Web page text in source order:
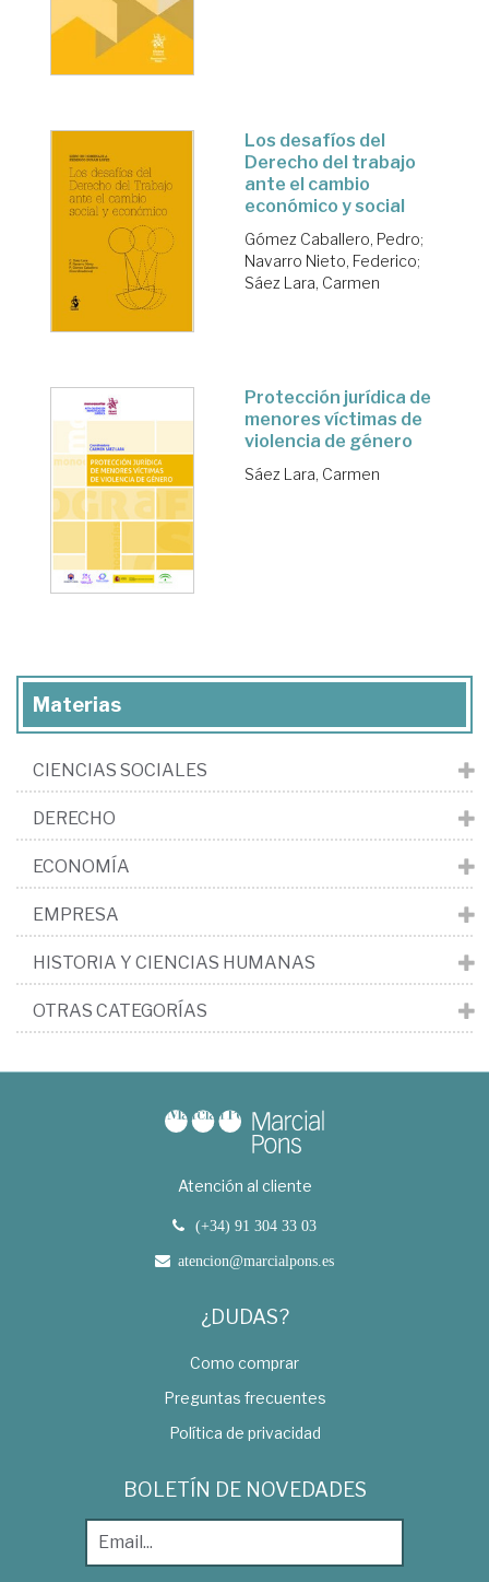
Los desafíos del
Derecho del trabajo
ante el cambio
económico y social
Gómez Caballero, Pedro;
Navarro Nieto, Federico;
Sáez Lara, Carmen
Protección jurídica de
menores víctimas de
violencia de género
Sáez Lara, Carmen
Materias
CIENCIAS SOCIALES
DERECHO
ECONOMÍA
EMPRESA
HISTORIA Y CIENCIAS HUMANAS
OTRAS CATEGORÍAS
Atención al cliente
(+34) 91 304 33 03
atencion@marcialpons.es
¿DUDAS?
Como comprar
Preguntas frecuentes
Política de privacidad
BOLETÍN DE NOVEDADES